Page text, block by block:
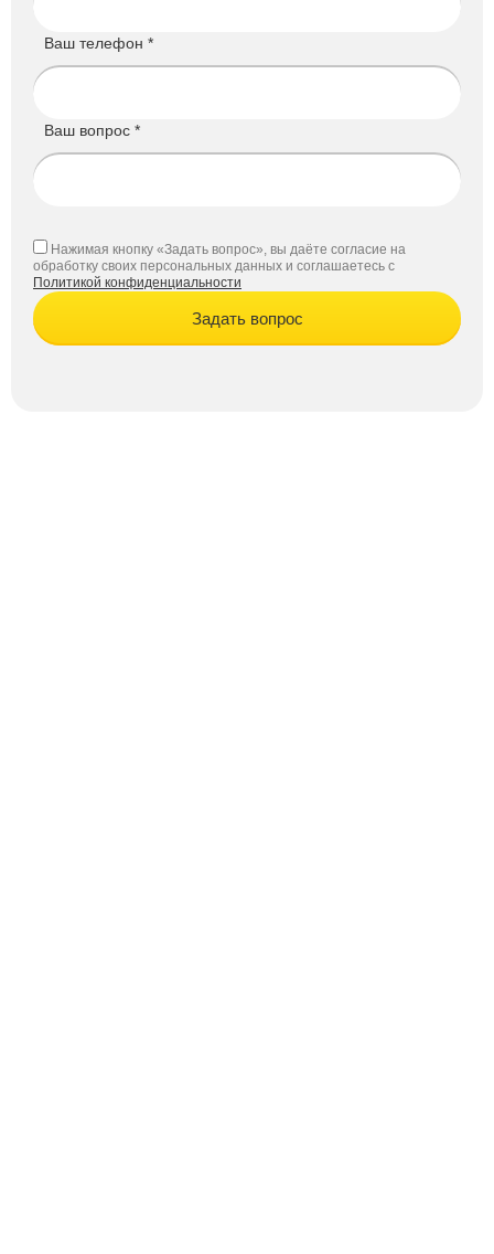
Ваш телефон *
Ваш вопрос *
Нажимая кнопку «Задать вопрос», вы даёте согласие на
обработку своих персональных данных и соглашаетесь с
Политикой конфиденциальности
Задать вопрос